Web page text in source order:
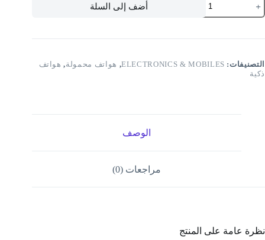
Samsung
Galaxy
Ultra
Dual
SIM,
Titanium
East
أضف إلى السلة
التصنيفات: ELECTRONICS & MOBILES
, هواتف محمولة, هواتف
ذكية
الوصف
مراجعات (0)
نظرة عامة على المنتج